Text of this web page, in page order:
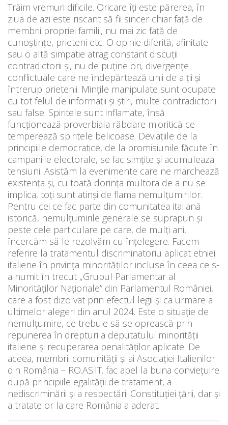
Trăim vremuri dificile. Oricare îți este părerea, în
ziua de azi este riscant să fii sincer chiar față de
membrii propriei familii, nu mai zic față de
cunoștințe, prieteni etc. O opinie diferită, afinitate
sau o altă simpatie atrag constant discuții
contradictorii și, nu de puține ori, divergențe
conflictuale care ne îndepărtează unii de alții și
întrerup prietenii. Mințile manipulate sunt ocupate
cu tot felul de informații și știri, multe contradictorii
sau false. Spiritele sunt inflamate, însă
funcționează proverbiala răbdare mioritică ce
temperează spiritele belicoase. Deviațiile de la
principiile democratice, de la promisiunile făcute în
campaniile electorale, se fac simțite și acumulează
tensiuni. Asistăm la evenimente care ne marchează
existența și, cu toată dorința multora de a nu se
implica, toți sunt atinși de flama nemulțumirilor.
Pentru cei ce fac parte din comunitatea italiană
istorică, nemulțumirile generale se suprapun și
peste cele particulare pe care, de mulți ani,
încercăm să le rezolvăm cu înțelegere. Facem
referire la tratamentul discriminatoriu aplicat etniei
italiene în privința minorităților incluse în ceea ce s-
a numit în trecut „Grupul Parlamentar al
Minorităților Naționale” din Parlamentul României,
care a fost dizolvat prin efectul legii și ca urmare a
ultimelor alegeri din anul 2024. Este o situație de
nemulțumire, ce trebuie să se oprească prin
repunerea în drepturi a deputatului minorității
italiene și recuperarea penalităților aplicate. De
aceea, membrii comunității și ai Asociației Italienilor
din România – RO.AS.IT. fac apel la buna conviețuire
după principiile egalității de tratament, a
nediscriminării și a respectării Constituției țării, dar și
a tratatelor la care România a aderat.